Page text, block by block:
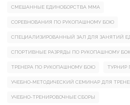
СМЕШАННЫЕ ЕДИНОБОРСТВА ММА
СОРЕВНОВАНИЯ ПО РУКОПАШНОМУ БОЮ
СПЕЦИАЛИЗИРОВАННЫЙ ЗАЛ ДЛЯ ЗАНЯТИЙ
СПОРТИВНЫЕ РАЗРЯДЫ ПО РУКОПАШНОМУ
ТРЕНЕРА ПО РУКОПАШНОМУ БОЮ ТУРНИР
УЧЕБНО-МЕТОДИЧЕСКИЙ СЕМИНАР ДЛЯ
УЧЕБНО-ТРЕНИРОВОЧНЫЕ СБОРЫ